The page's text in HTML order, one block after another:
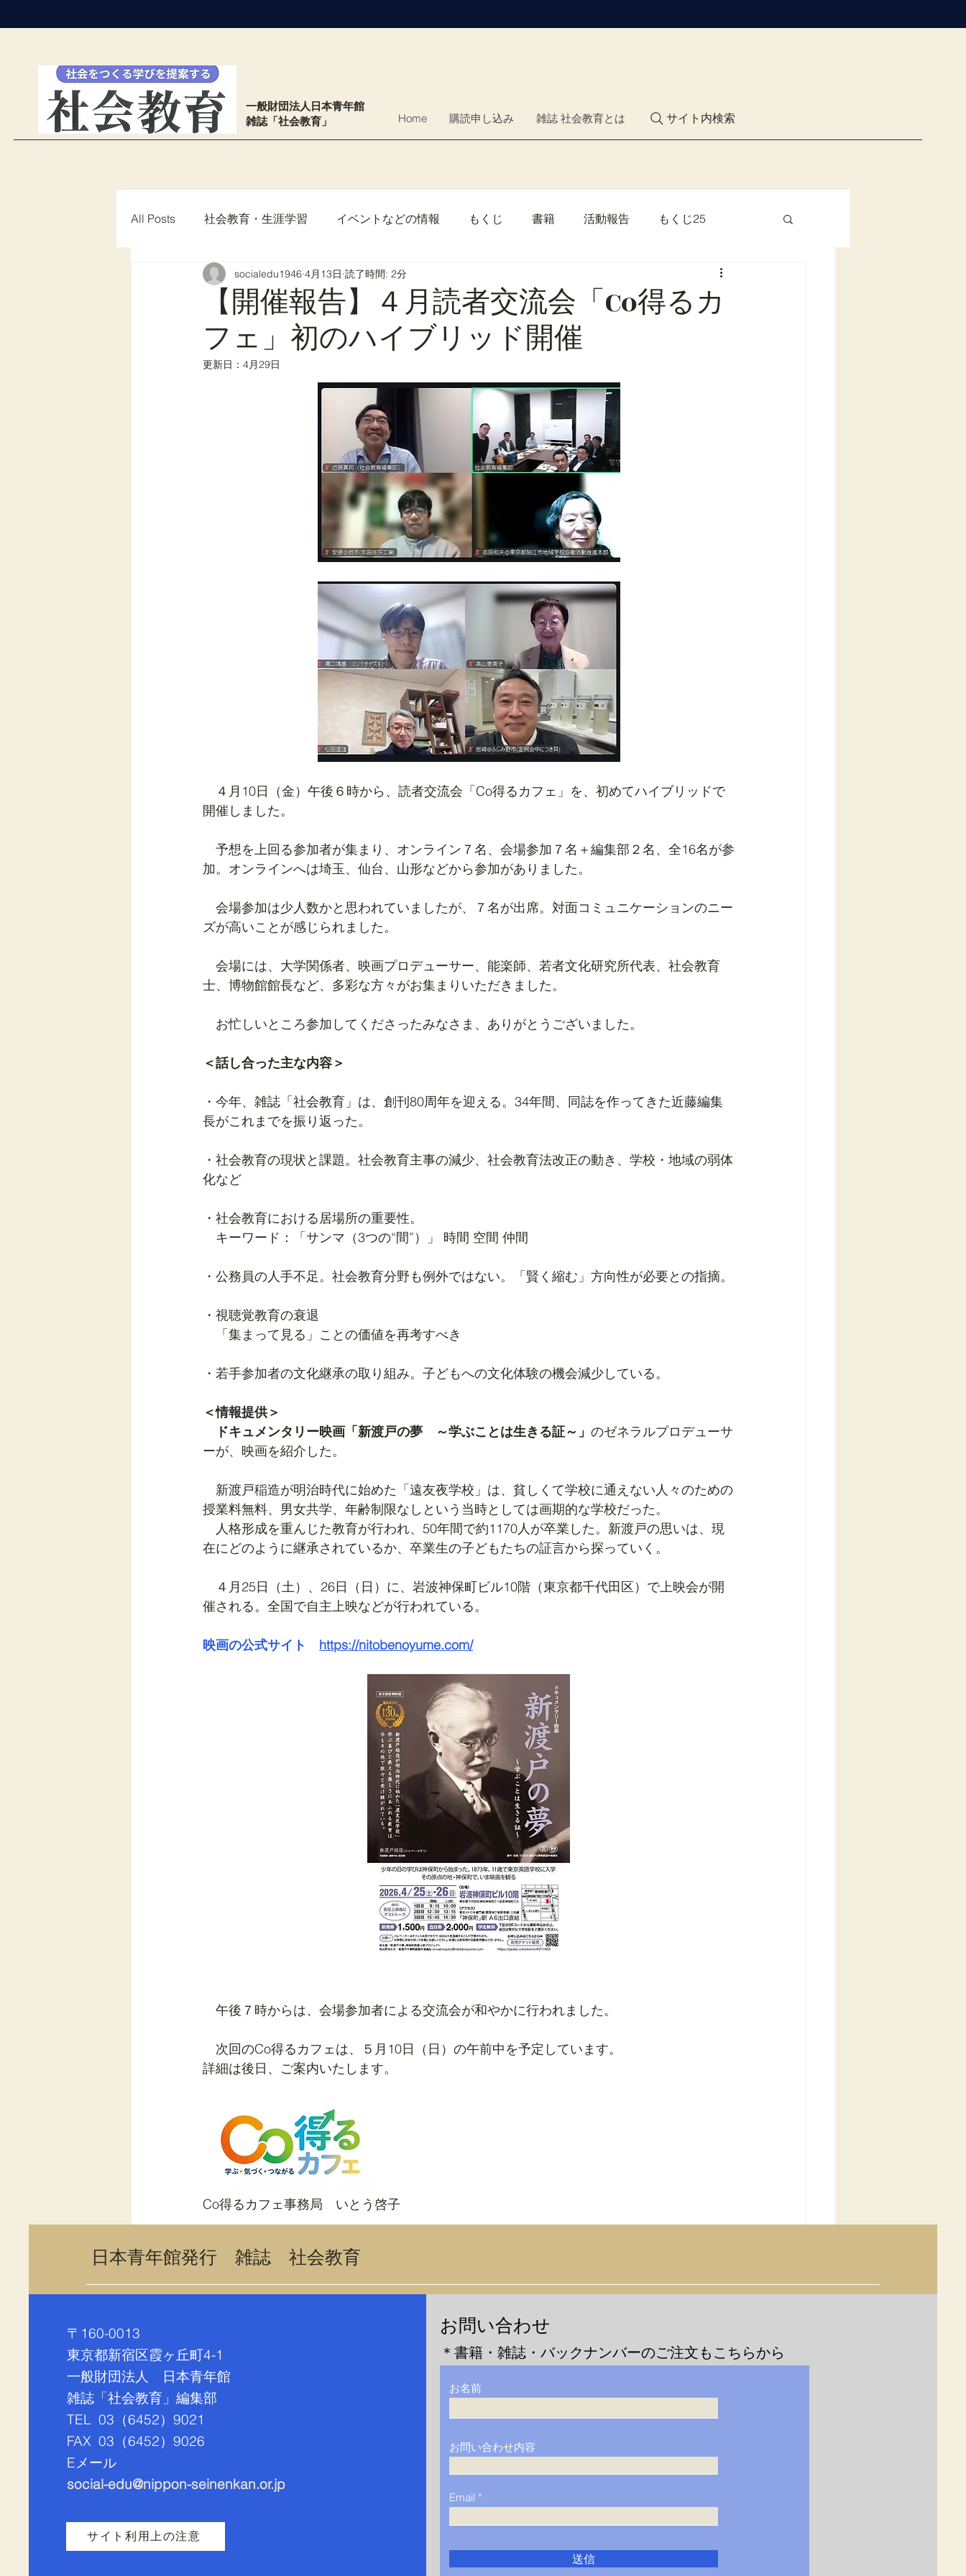
​一般財団法人日本青年館
雑誌「社会教育」
Home 購読申し込み 雑誌 社会教育とは サイト内検索
All Posts 社会教育・生涯学習 イベントなどの情報 もくじ 書籍 活動報告 もくじ25
もくじ26
【開催報告】４月読者交流会「Co得るカ
フェ」初のハイブリッド開催
socialedu1946 4月13日 読了時間: 2分
更新日： 4月29日
４月10日（金）午後６時から、読者交流会「Co得るカフェ」を、初めてハイブリッドで
開催しました。
予想を上回る参加者が集まり、オンライン７名、会場参加７名＋編集部２名、全16名が参
加。オンラインへは埼玉、仙台、山形などから参加がありました。
会場参加は少人数かと思われていましたが、７名が出席。対面コミュニケーションのニー
ズが高いことが感じられました。
会場には、大学関係者、映画プロデューサー、能楽師、若者文化研究所代表、社会教育
士、博物館館長など、多彩な方々がお集まりいただきました。
お忙しいところ参加してくださったみなさま、ありがとうございました。
＜話し合った主な内容＞
・今年、雑誌「社会教育」は、創刊80周年を迎える。34年間、同誌を作ってきた近藤編集
長がこれまでを振り返った。
・社会教育の現状と課題。社会教育主事の減少、社会教育法改正の動き、学校・地域の弱体
化など
・社会教育における居場所の重要性。
キーワード：「サンマ（3つの“間”）」 時間 空間 仲間
・公務員の人手不足。社会教育分野も例外ではない。「賢く縮む」方向性が必要との指摘。
・視聴覚教育の衰退
「集まって見る」ことの価値を再考すべき
・若手参加者の文化継承の取り組み。子どもへの文化体験の機会減少している。
＜情報提供＞
ドキュメンタリー映画「新渡戸の夢　～学ぶことは生きる証～」 のゼネラルプロデューサ
ーが、映画を紹介した。
新渡戸稲造が明治時代に始めた「遠友夜学校」は、貧しくて学校に通えない人々のための
授業料無料、男女共学、年齢制限なしという当時としては画期的な学校だった。
人格形成を重んじた教育が行われ、50年間で約1170人が卒業した。新渡戸の思いは、現
在にどのように継承されているか、卒業生の子どもたちの証言から探っていく。
４月25日（土）、26日（日）に、岩波神保町ビル10階（東京都千代田区）で上映会が開
催される。全国で自主上映などが行われている。
映画の公式サイト https://nitobenoyume.com/
午後７時からは、会場参加者による交流会が和やかに行われました。
次回のCo得るカフェは、５月10日（日）の午前中を予定しています。
詳細は後日、ご案内いたします。
Co得るカフェ事務局　いとう啓子
最新記事 すべて表示
​日本青年館発行 雑誌 社会教育
〒160-0013
東京都新宿区霞ヶ丘町4-1
一般財団法人 日本青年館
雑誌「社会教育」編集部
TEL 03（6452）9021
FAX 03（6452）9026
​Eメール
social-edu@nippon-seinenkan.or.jp
サイト利用上の注意
​お問い合わせ
＊書籍・雑誌・バックナンバーのご注文もこちらから
お名前
お問い合わせ内容
Email
送信